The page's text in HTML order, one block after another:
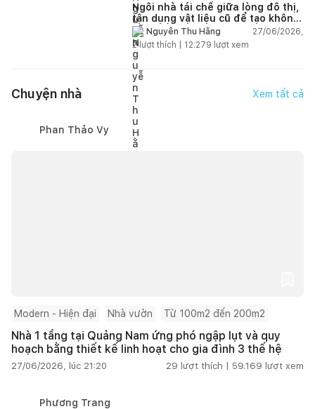
Ngôi nhà tái chế giữa lòng đô thị,
tận dụng vật liệu cũ để tạo không
gian sống linh hoạt
Nguyễn Thu Hằng
27/06/2026,
2lượt thích | 12.279 lượt xem
Chuyện nhà Xem tất cả
Phan Thảo Vy
Modern - Hiện đại Nhà vườn Từ 100m2 đến 200m2
Nhà 1 tầng tại Quảng Nam ứng phó ngập lụt và quy
hoạch bằng thiết kế linh hoạt cho gia đình 3 thế hệ
27/06/2026, lúc 21:20 29 lượt thích | 59.169 lượt xem
Phương Trang